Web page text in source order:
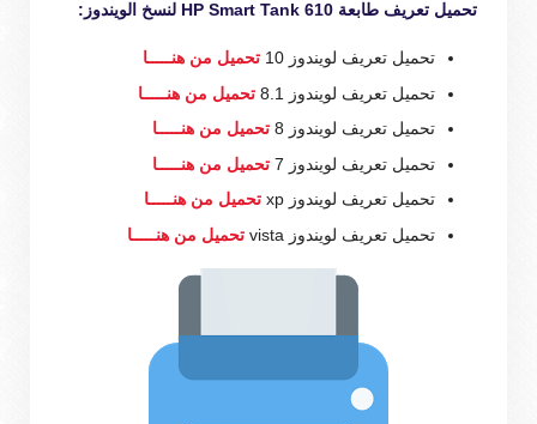
تحميل تعريف طابعة HP Smart Tank 610 لنسخ الويندوز:
تحميل تعريف لويندوز 10
تحميل من هنـــــا
تحميل تعريف لويندوز 8.1
تحميل من هنـــــا
تحميل تعريف لويندوز 8
تحميل من هنـــــا
تحميل تعريف لويندوز 7
تحميل من هنـــــا
تحميل تعريف لويندوز xp
تحميل من هنـــــا
تحميل تعريف لويندوز vista
تحميل من هنـــــا